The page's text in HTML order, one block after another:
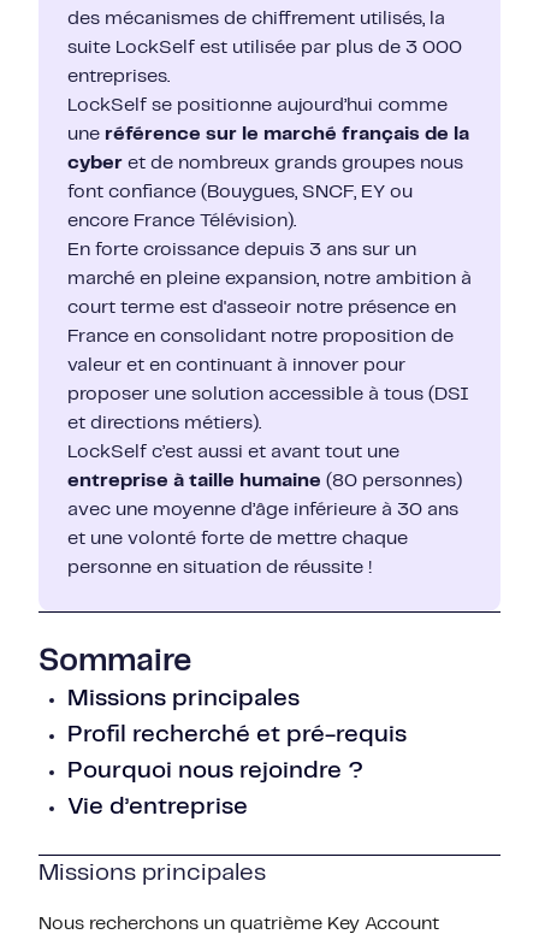
des mécanismes de chiffrement utilisés, la
suite LockSelf est utilisée par plus de 3 000
entreprises.
LockSelf se positionne aujourd’hui comme
une référence sur le marché français de la
cyber et de nombreux grands groupes nous
font confiance (Bouygues, SNCF, EY ou
encore France Télévision).
En forte croissance depuis 3 ans sur un
marché en pleine expansion, notre ambition à
court terme est d'asseoir notre présence en
France en consolidant notre proposition de
valeur et en continuant à innover pour
proposer une solution accessible à tous (DSI
et directions métiers).
LockSelf c’est aussi et avant tout une
entreprise à taille humaine (80 personnes)
avec une moyenne d’âge inférieure à 30 ans
et une volonté forte de mettre chaque
personne en situation de réussite !
Sommaire
Missions principales
Profil recherché et pré-requis
Pourquoi nous rejoindre ?
Vie d’entreprise
Missions principales
Nous recherchons un quatrième Key Account